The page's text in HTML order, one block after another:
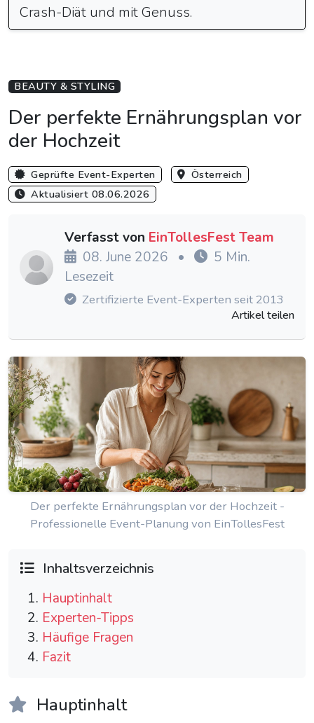
Crash-Diät und mit Genuss.
BEAUTY & STYLING
Der perfekte Ernährungsplan vor
der Hochzeit
Geprüfte Event-Experten
Österreich
Aktualisiert 08.06.2026
Verfasst von EinTollesFest Team
08. June 2026
•
5 Min.
Lesezeit
Zertifizierte Event-Experten seit 2013
Artikel teilen
Der perfekte Ernährungsplan vor der Hochzeit -
Professionelle Event-Planung von EinTollesFest
Inhaltsverzeichnis
Hauptinhalt
Experten-Tipps
Häufige Fragen
Fazit
Hauptinhalt